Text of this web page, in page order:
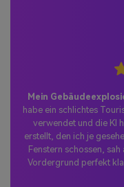
bin ich von der
begeistert. Die Physik
Lichtintegration sind
Explosionseffekt-
die